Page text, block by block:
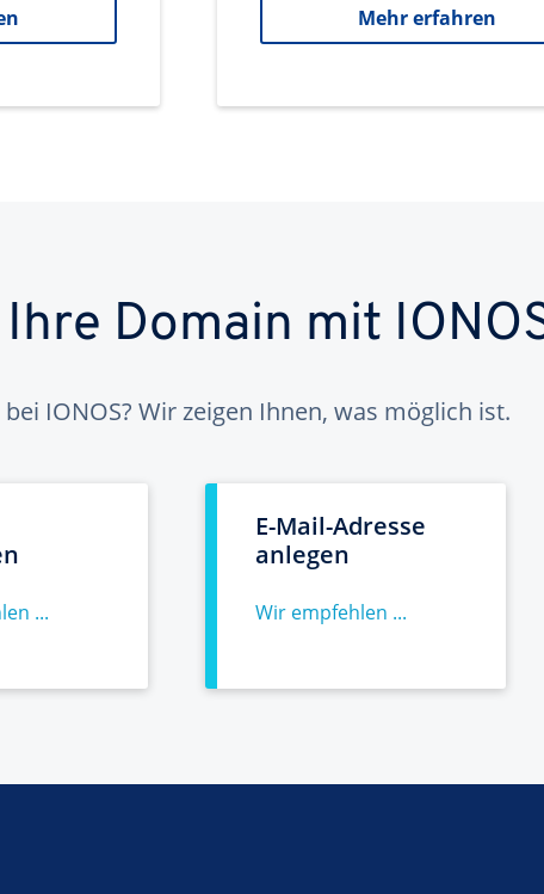
Mehr erfahren
Domain mit
IONOS? Wir zeigen Ihnen, was möglich ist.
...
E-Mail-Adresse
anlegen
Wir empfehlen ...